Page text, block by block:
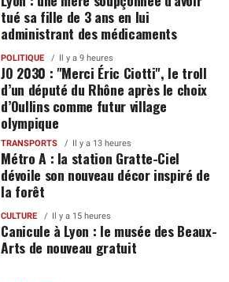
tué sa fille de 3 ans en lui
administrant des médicaments
POLITIQUE Il y a 9 heures
JO 2030 : "Merci Éric Ciotti", le troll
d’un député du Rhône après le choix
d’Oullins comme futur village
olympique
TRANSPORTS Il y a 13 heures
Métro A : la station Gratte-Ciel
dévoile son nouveau décor inspiré de
la forêt
CULTURE Il y a 15 heures
Canicule à Lyon : le musée des Beaux-
Arts de nouveau gratuit